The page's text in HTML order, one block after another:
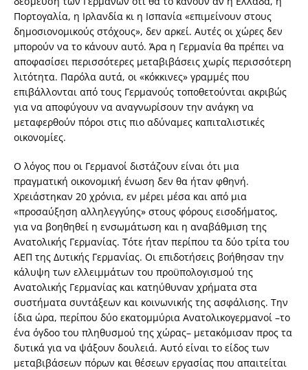
Πορτογαλία, η Ιρλανδία κι η Ισπανία «επιμείνουν στους
δημοσιονομικούς στόχους», δεν αρκεί. Αυτές οι χώρες δεν
μπορούν να το κάνουν αυτό. Άρα η Γερμανία θα πρέπει να
αποφασίσει περισσότερες μεταβιβάσεις χωρίς περισσότερη
λιτότητα. Παρόλα αυτά, οι «κόκκινες» γραμμές που
επιβάλλονται από τους Γερμανούς τοποθετούνται ακριβώς
για να αποφύγουν να αναγνωρίσουν την ανάγκη να
μεταφερθούν πόροι στις πιο αδύναμες καπιταλιστικές
οικονομίες.
Ο λόγος που οι Γερμανοί διστάζουν είναι ότι μια
πραγματική οικονομική ένωση δεν θα ήταν φθηνή.
Χρειάστηκαν 20 χρόνια, εν μέρει μέσα και από μια
«προσαύξηση αλληλεγγύης» στους φόρους εισοδήματος,
για να βοηθηθεί η ενσωμάτωση και η αναβάθμιση της
Ανατολικής Γερμανίας. Τότε ήταν περίπου τα δύο τρίτα του
ΑΕΠ της Δυτικής Γερμανίας. Οι επιδοτήσεις βοήθησαν την
κάλυψη των ελλειμμάτων του προϋπολογισμού της
Ανατολικής Γερμανίας και κατηύθυναν χρήματα στα
συστήματα συντάξεων και κοινωνικής της ασφάλισης. Την
ίδια ώρα, περίπου δύο εκατομμύρια Ανατολικογερμανοί –το
ένα όγδοο του πληθυσμού της χώρας– μετακόμισαν προς τα
δυτικά για να ψάξουν δουλειά. Αυτό είναι το είδος των
μεταβιβάσεων πόρων και θέσεων εργασίας που απαιτείται